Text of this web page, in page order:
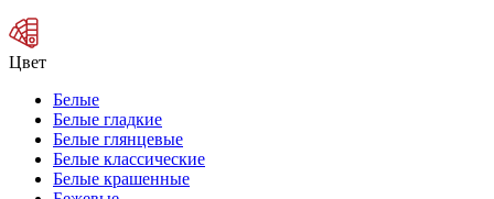
Цвет
Белые
Белые гладкие
Белые глянцевые
Белые классические
Белые крашенные